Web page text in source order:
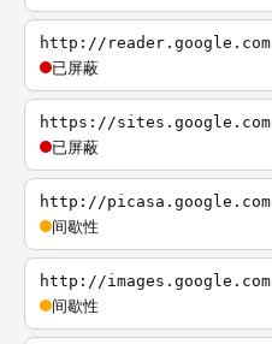
http://reader.google.com
已屏蔽
https://sites.google.com
已屏蔽
http://picasa.google.com
间歇性
http://images.google.com
间歇性